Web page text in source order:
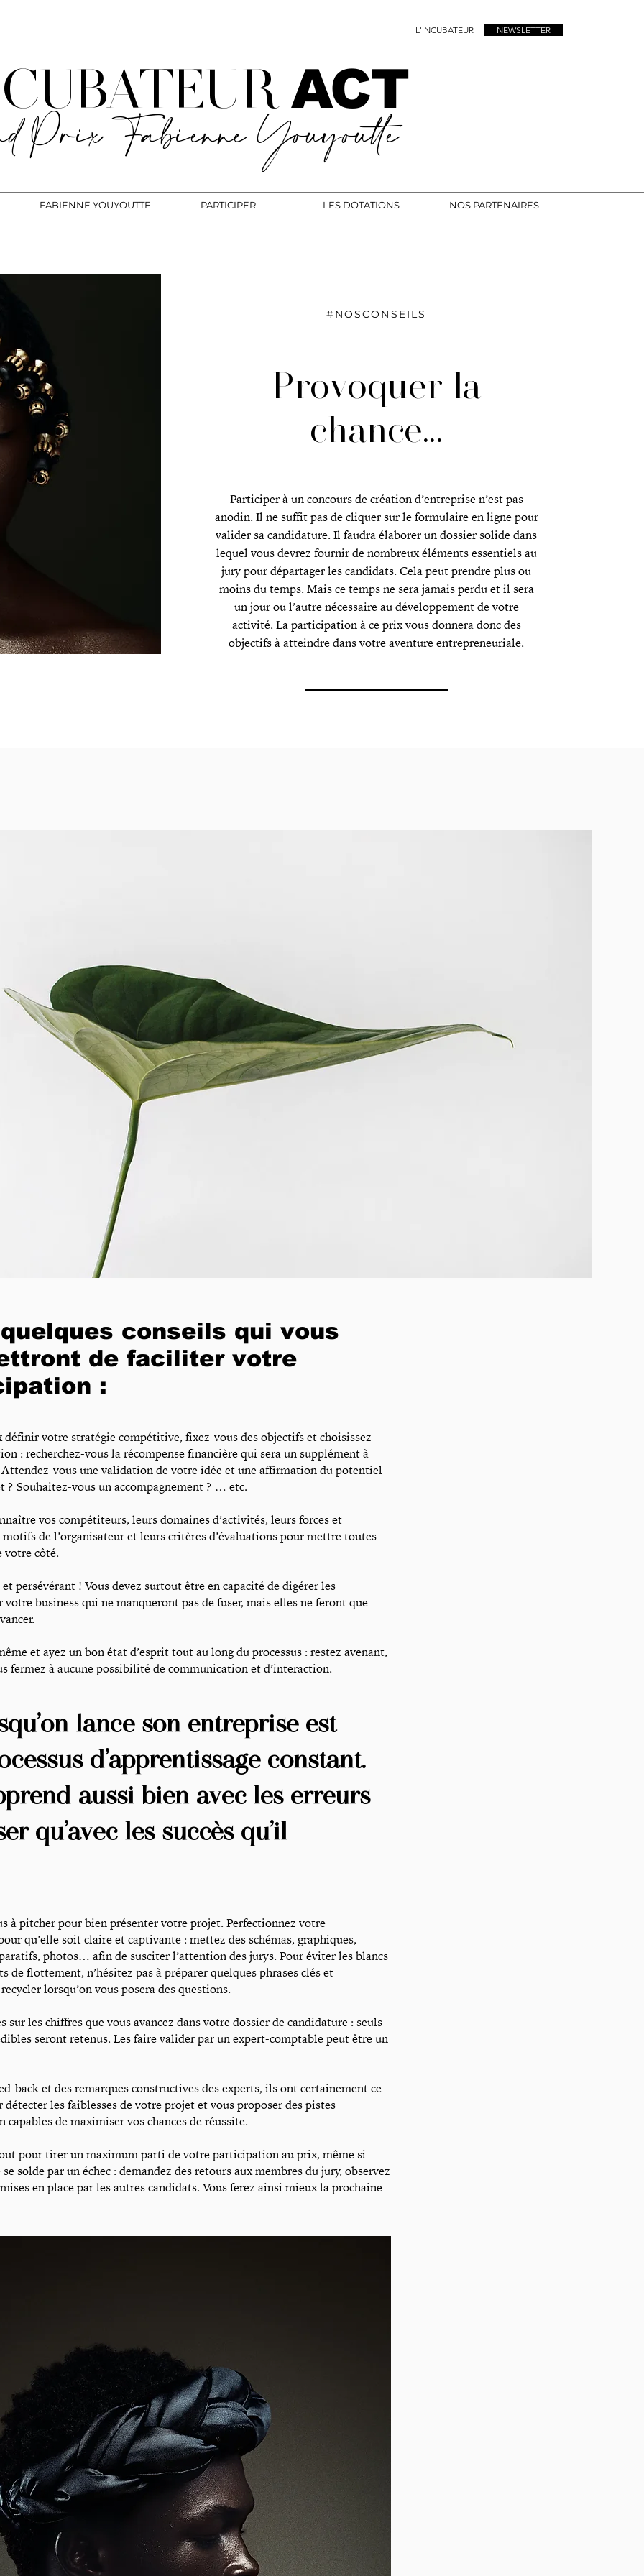
L'INCUBATEUR NEWSLETTER
ACT
Prix Fabienne Youyoutte
FABIENNE YOUYOUTTE PARTICIPER LES DOTATIONS NOS PARTENAIRES
#NOSCONSEILS
Provoquer la
chance...
Participer à un concours de création d’entreprise n’est pas
anodin. Il ne suffit pas de cliquer sur le formulaire en ligne pour
valider sa candidature. Il faudra élaborer un dossier solide dans
lequel vous devrez fournir de nombreux éléments essentiels au
jury pour départager les candidats. Cela peut prendre plus ou
moins du temps. Mais ce temps ne sera jamais perdu et il sera
un jour ou l’autre nécessaire au développement de votre
activité. La participation à ce prix vous donnera donc des
objectifs à atteindre dans votre aventure entrepreneuriale.
conseils qui vous
de faciliter votre
:
votre stratégie compétitive, fixez-vous des objectifs et choisissez
: recherchez-vous la récompense financière qui sera un supplément à
vous une validation de votre idée et une affirmation du potentiel
? Souhaitez-vous un accompagnement ? … etc.
vos compétiteurs, leurs domaines d’activités, leurs forces et
motifs de l’organisateur et leurs critères d’évaluations pour mettre toutes
votre côté.
persévérant ! Vous devez surtout être en capacité de digérer les
votre business qui ne manqueront pas de fuser, mais elles ne feront que
et ayez un bon état d’esprit tout au long du processus : restez avenant,
fermez à aucune possibilité de communication et d’interaction.
lance son entreprise est
d’apprentissage constant.
aussi bien avec les erreurs
qu’avec les succès qu’il
à pitcher pour bien présenter votre projet. Perfectionnez votre
qu’elle soit claire et captivante : mettez des schémas, graphiques,
photos… afin de susciter l’attention des jurys. Pour éviter les blancs
de flottement, n’hésitez pas à préparer quelques phrases clés et
lorsqu’on vous posera des questions.
sur les chiffres que vous avancez dans votre dossier de candidature : seuls
seront retenus. Les faire valider par un expert-comptable peut être un
back et des remarques constructives des experts, ils ont certainement ce
détecter les faiblesses de votre projet et vous proposer des pistes
capables de maximiser vos chances de réussite.
pour tirer un maximum parti de votre participation au prix, même si
solde par un échec : demandez des retours aux membres du jury, observez
en place par les autres candidats. Vous ferez ainsi mieux la prochaine